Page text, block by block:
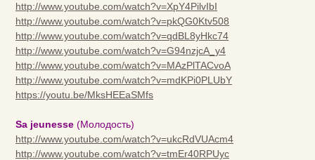
http://www.youtube.com/watch?v=XpY4PilvIbI
http://www.youtube.com/watch?v=pkQG0Ktv508
http://www.youtube.com/watch?v=qdBL8yHkc74
http://www.youtube.com/watch?v=G94nzjcA_y4
http://www.youtube.com/watch?v=MAzPlTACvoA
http://www.youtube.com/watch?v=mdKPi0PLUbY
https://youtu.be/MksHEEaSMfs
Sa jeunesse (Молодость)
http://www.youtube.com/watch?v=ukcRdVUAcm4
http://www.youtube.com/watch?v=tmEr40RPUyc